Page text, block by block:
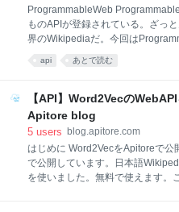
API RSS2JSON サンプルコード
事 JavaでRSSをパースするため
【API】RSSをJSONに変換する
ログ ごちゃまぜフィード 【API】
フィード 【API】ゲーム情報 ごち
【API】ニ
ProgrammableWeb
ものAPIが登録されている。ざっ
界のWikipediaだ。今回は
調べてみた。ちなみにサイトは英
面を見ればわかるが、
UNIVERSITY それぞれ見ていこ
NEWSは文字通りAPIのニュースだ
記事が投稿されている。 トップ画
稿されている記事をざっと調べた
（○○に支店作りましたよとか、
たよとか） 企業のニュース２（
api あとで読む
【API】Word2Vecの
Apitore blog
5 users blog.apitore.com
はじめに Word2VecをApitoreで公
で公開しています。日本語
を使いました。無料で使えます。